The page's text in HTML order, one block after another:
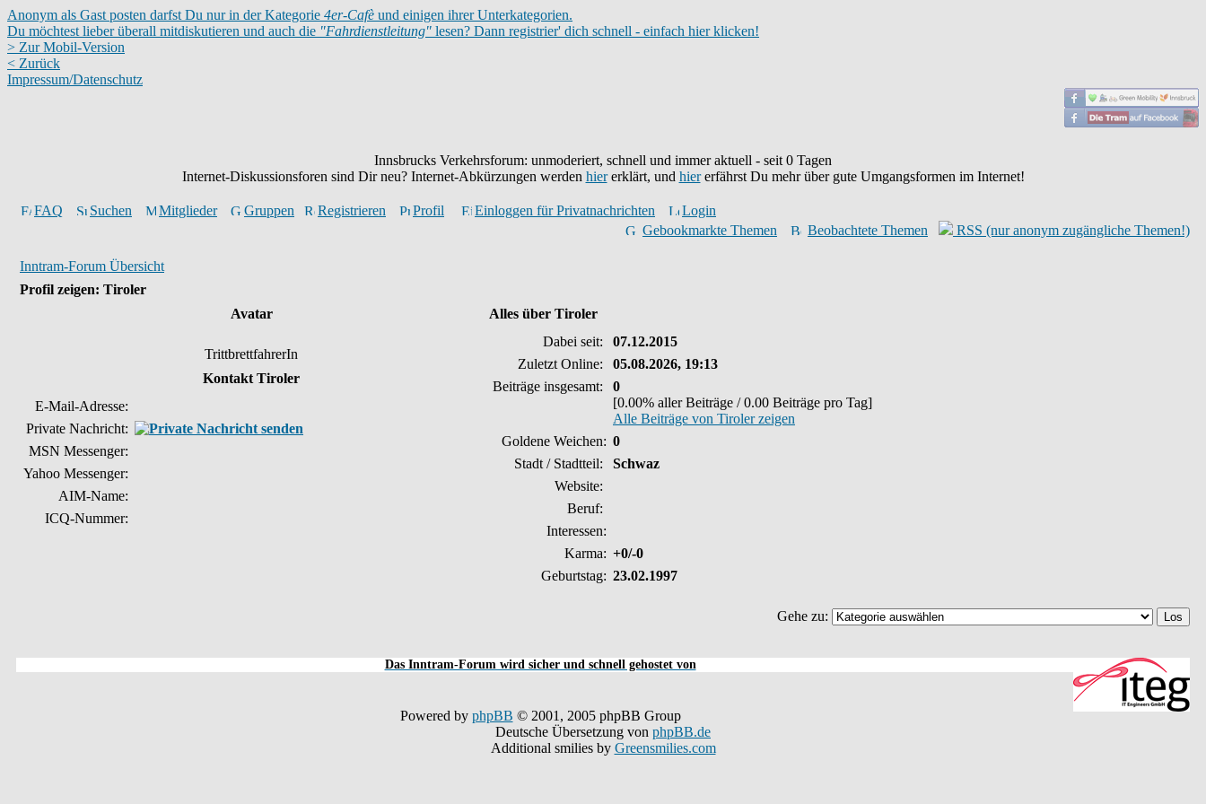
Anonym als Gast posten darfst Du nur in der Kategorie 4er-Cafè und einigen ihrer Unterkategorien.
Du möchtest lieber überall mitdiskutieren und auch die "Fahrdienstleitung" lesen? Dann registrier' dich schnell - einfach hier klicken!
> Zur Mobil-Version
< Zurück
Impressum/Datenschutz
Innsbrucks Verkehrsforum: unmoderiert, schnell und immer aktuell - seit 0 Tagen
Internet-Diskussionsforen sind Dir neu? Internet-Abkürzungen werden hiererklärt, und hiererfährst Du mehr über gute Umgangsformen im Internet!
FAQ Suchen Mitglieder Gruppen Registrieren Profil Einloggen für Privatnachrichten
Login
Gebookmarkte Themen
Beobachtete Themen RSS (nur anonym zugängliche Themen!)
Inntram-Forum Übersicht
Profil zeigen: Tiroler
Avatar
Alles über Tiroler
TrittbrettfahrerIn
Dabei seit:
07.12.2015
Zuletzt Online:
05.08.2026, 19:13
Beiträge insgesamt:
0
[0.00% aller Beiträge / 0.00 Beiträge pro Tag]
Alle Beiträge von Tiroler zeigen
Goldene Weichen: 0
Stadt / Stadtteil:
Schwaz
Website:
Beruf:
Interessen:
Karma: +0/-0
Geburtstag: 23.02.1997
Kontakt Tiroler
E-Mail-Adresse:
Private Nachricht:
MSN Messenger:
Yahoo Messenger:
AIM-Name:
ICQ-Nummer:
Gehe zu:
Das Inntram-Forum wird sicher und schnell gehostet von
Powered by phpBB © 2001, 2005 phpBB Group
Deutsche Übersetzung von phpBB.de
Additional smilies by Greensmilies.com